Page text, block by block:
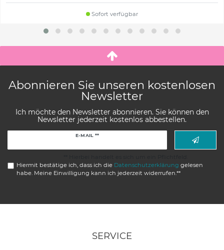
Sofort verfügbar
Abonnieren Sie unseren kostenlosen
Newsletter
Ich möchte den Newsletter abonnieren. Sie können den
Newsletter jederzeit kostenlos abbestellen.
E-MAIL **
Hiermit bestätige ich, dass ich die Daten­schutz­erklärung gelesen
habe. Meine Einwilligung kann ich jederzeit widerrufen.**
SERVICE